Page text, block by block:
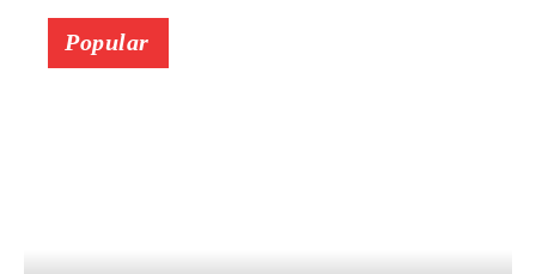
Popular